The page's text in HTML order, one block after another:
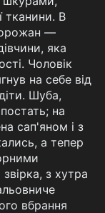
тканини. В
—
яка
Чоловік
на себе від
Шуба,
на
сап'яном і з
а тепер
з хутра
вбрання